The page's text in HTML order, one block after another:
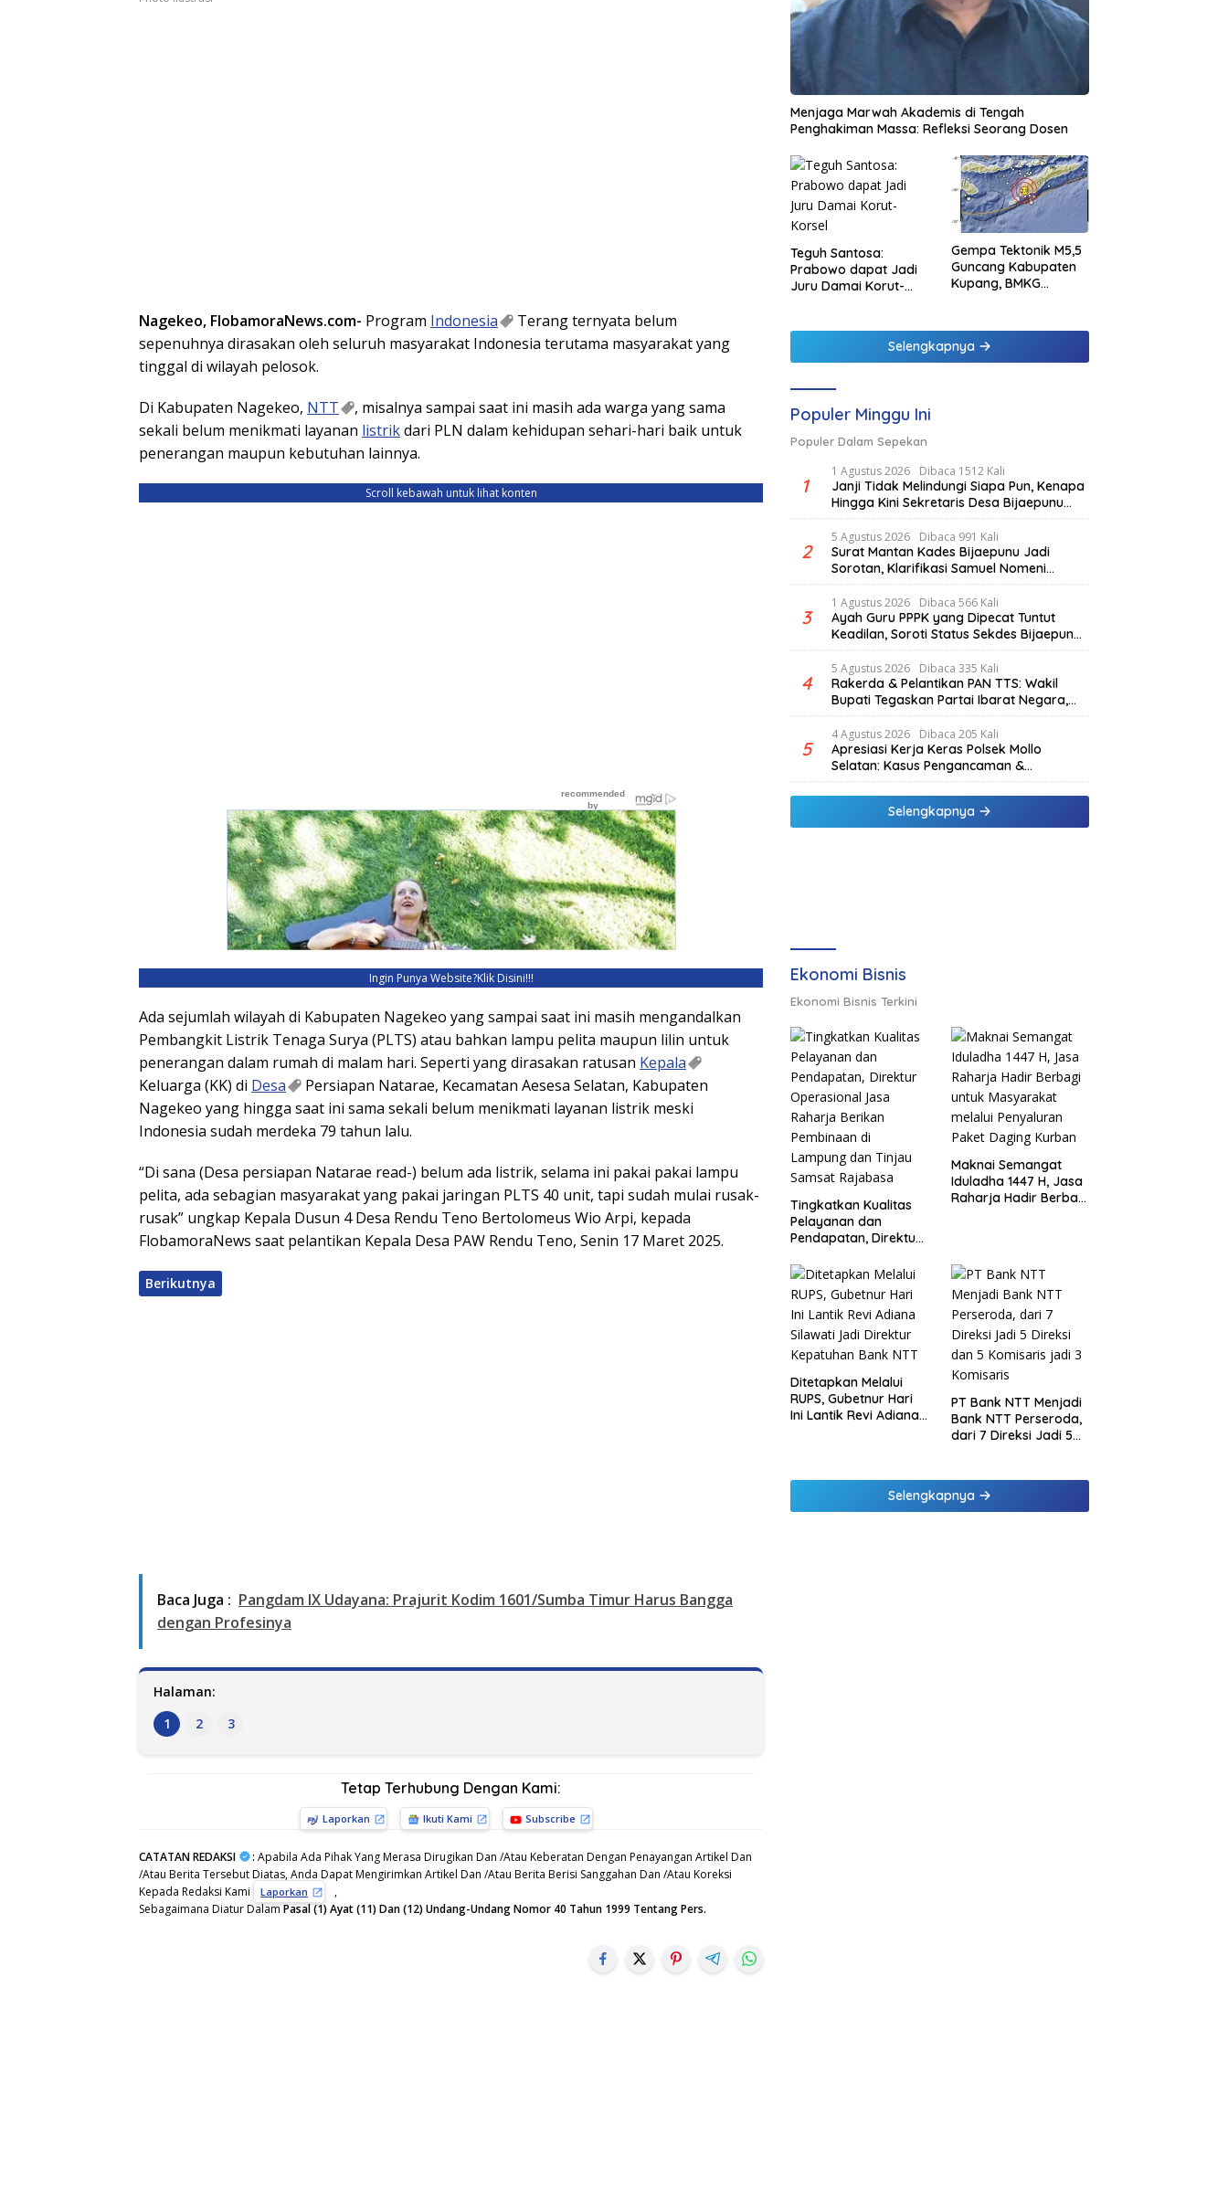
Nagekeo, FlobamoraNews.com- Program Indonesia
Terang ternyata belum
sepenuhnya dirasakan oleh seluruh masyarakat Indonesia terutama masyarakat yang
tinggal di wilayah pelosok.
Di Kabupaten Nagekeo, NTT
, misalnya sampai saat ini masih ada warga yang sama
sekali belum menikmati layanan listrikdari PLN dalam kehidupan sehari-hari baik untuk
penerangan maupun kebutuhan lainnya.
Scroll kebawah untuk lihat konten
Ingin Punya Website?Klik Disini!!!
Ada sejumlah wilayah di Kabupaten Nagekeo yang sampai saat ini masih mengandalkan
Pembangkit Listrik Tenaga Surya (PLTS) atau bahkan lampu pelita maupun lilin untuk
penerangan dalam rumah di malam hari. Seperti yang dirasakan ratusan Kepala
Keluarga (KK) di Desa
Persiapan Natarae, Kecamatan Aesesa Selatan, Kabupaten
Nagekeo yang hingga saat ini sama sekali belum menikmati layanan listrik meski
Indonesia sudah merdeka 79 tahun lalu.
“Di sana (Desa persiapan Natarae read-) belum ada listrik, selama ini pakai pakai lampu
pelita, ada sebagian masyarakat yang pakai jaringan PLTS 40 unit, tapi sudah mulai rusak-
rusak” ungkap Kepala Dusun 4 Desa Rendu Teno Bertolomeus Wio Arpi, kepada
FlobamoraNews saat pelantikan Kepala Desa PAW Rendu Teno, Senin 17 Maret 2025.
Berikutnya
Baca Juga : Pangdam IX Udayana: Prajurit Kodim 1601/Sumba Timur Harus Bangga
dengan Profesinya
Halaman:
1
2 3
Tetap Terhubung Dengan Kami:
Laporkan Ikuti Kami Subscribe
CATATAN REDAKSI : Apabila Ada Pihak Yang Merasa Dirugikan Dan /Atau Keberatan Dengan Penayangan Artikel Dan
/Atau Berita Tersebut Diatas, Anda Dapat Mengirimkan Artikel Dan /Atau Berita Berisi Sanggahan Dan /Atau Koreksi
Kepada Redaksi Kami
Laporkan
,
Sebagaimana Diatur DalamPasal (1) Ayat (11) Dan (12) Undang-Undang Nomor 40 Tahun 1999 Tentang Pers.
Menjaga Marwah Akademis di Tengah
Penghakiman Massa: Refleksi Seorang Dosen
Teguh Santosa:
Prabowo dapat Jadi
Juru Damai Korut-
Gempa Tektonik M5,5
Guncang Kabupaten
Kupang, BMKG
Selengkapnya
Populer Minggu Ini
Populer Dalam Sepekan
1
1 Agustus 2026 Dibaca 1512 Kali
Janji Tidak Melindungi Siapa Pun, Kenapa
Hingga Kini Sekretaris Desa Bijaepunu
Masih Aktif. Berikut penjelasan Ketua
Komisi I DPRD TTS.
2
5 Agustus 2026 Dibaca 991 Kali
Surat Mantan Kades Bijaepunu Jadi
Sorotan, Klarifikasi Samuel Nomeni
Berbeda dengan Isi Dokumen yang
Beredar
3
1 Agustus 2026 Dibaca 566 Kali
Ayah Guru PPPK yang Dipecat Tuntut
Keadilan, Soroti Status Sekdes Bijaepunu
yang Masih Aktif Bekerja
4
5 Agustus 2026 Dibaca 335 Kali
Rakerda & Pelantikan PAN TTS: Wakil
Bupati Tegaskan Partai Ibarat Negara,
SPK Buka Kabar Sawah 3.000 Hektar &
Larangan Politik Uang
5
4 Agustus 2026 Dibaca 205 Kali
Apresiasi Kerja Keras Polsek Mollo
Selatan: Kasus Pengancaman &
Pencemaran Nama Baik Berakhir Damai
Selengkapnya
Ekonomi Bisnis
Ekonomi Bisnis Terkini
Tingkatkan Kualitas
Pelayanan dan
Pendapatan, Direktur
Raharja Berikan
Pembinaan di
Lampung dan Tinjau
Samsat Rajabasa
Maknai Semangat
Iduladha 1447 H, Jasa
Raharja Hadir Berbagi
Ditetapkan Melalui
RUPS, Gubetnur Hari
Ini Lantik Revi Adiana
PT Bank NTT Menjadi
Bank NTT Perseroda,
dari 7 Direksi Jadi 5
Komisaris
Selengkapnya